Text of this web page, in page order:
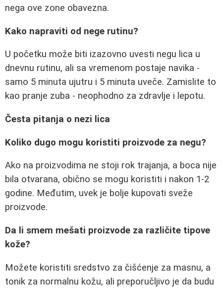
nega ove zone obavezna.
Kako napraviti od nege rutinu?
U početku može biti izazovno uvesti negu lica u
dnevnu rutinu, ali sa vremenom postaje navika -
samo 5 minuta ujutru i 5 minuta uveče. Zamislite to
kao pranje zuba - neophodno za zdravlje i lepotu.
Česta pitanja o nezi lica
Koliko dugo mogu koristiti proizvode za negu?
Ako na proizvodima ne stoji rok trajanja, a boca nije
bila otvarana, obično se mogu koristiti i nakon 1-2
godine. Međutim, uvek je bolje kupovati sveže
proizvode.
Da li smem mešati proizvode za različite tipove
kože?
Možete koristiti sredstvo za čišćenje za masnu, a
tonik za normalnu kožu, ali preporučljivo je da budu